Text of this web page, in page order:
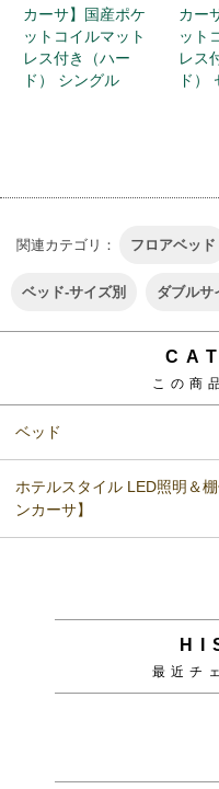
カーサ】国産ポケ
ットコイルマット
レス付き（ハー
ド） シングル
カー
ット
レス
ド）
関連カテゴリ： フロアベッド
ベッド-サイズ別 ダブルサ
この商
ベッド
ホテルスタイル LED照明＆
ンカーサ】
最近チ